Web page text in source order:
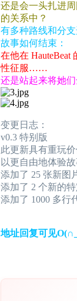
还是会一头扎进
的关系中？
有多种路线和分
故事如何结束：
在他在 HauteBeat
性征服……
还是站起来将她
变更日志：
v0.3 特别版
此更新具有重玩
以更自由地体验
添加了 25 张新图
添加了 2 个新的
添加了 1000 多行
地址回复可见